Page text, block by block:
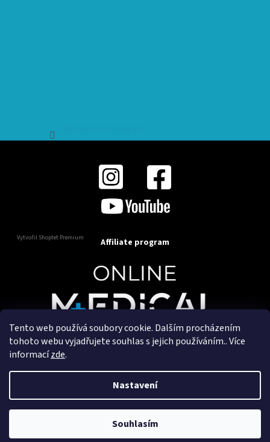
Tento web používá soubory cookie. Dalším procházením
tohoto webu vyjadřujete souhlas s jejich používáním.. Více
informacízde.
Nastavení
Souhlasím
Vytvořil Shoptet Premium Affiliate program
Copyright 2025OnlineMedical.cz. Všechna práva
Vytvořil a marketingově zajišťuje